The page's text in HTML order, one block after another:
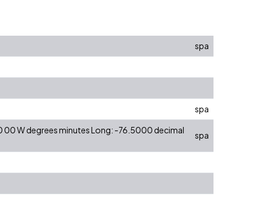
spa
spa
00 W degrees minutes Long: -76.5000 decimal
spa